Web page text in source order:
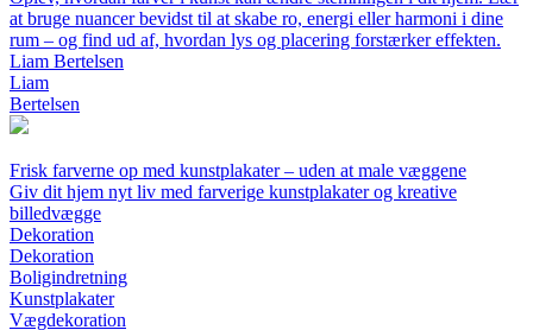
at bruge nuancer bevidst til at skabe ro, energi eller harmoni i dine
rum – og find ud af, hvordan lys og placering forstærker effekten.
Liam Bertelsen
Liam
Bertelsen
Frisk farverne op med kunstplakater – uden at male væggene
Giv dit hjem nyt liv med farverige kunstplakater og kreative
billedvægge
Dekoration
Dekoration
Boligindretning
Kunstplakater
Vægdekoration